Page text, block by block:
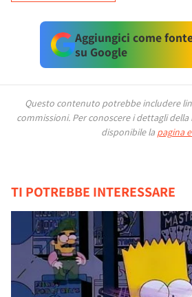
Aggiungici come
su Google
Questo contenuto potrebbe includere
commissioni. Per conoscere i dettagli
disponibile la pagina
TI POTREBBE INTERESSARE